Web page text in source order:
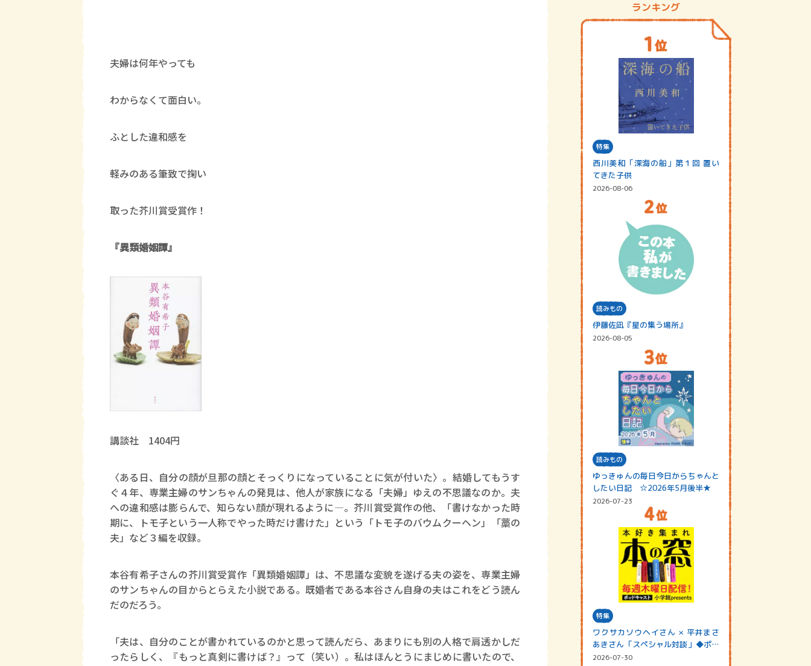
夫婦は何年やっても
わからなくて面白い。
ふとした違和感を
軽みのある筆致で掬い
取った芥川賞受賞作！
『異類婚姻譚』
講談社 1404円
〈ある日、自分の顔が旦那の顔とそっくりになっていることに気が付いた〉。結婚してもうす
ぐ４年、専業主婦のサンちゃんの発見は、他人が家族になる「夫婦」ゆえの不思議なのか。夫
への違和感は膨らんで、知らない顔が現れるように―。芥川賞受賞作の他、「書けなかった時
期に、トモ子という一人称でやった時だけ書けた」という「トモ子のバウムクーヘン」「藁の
夫」など３編を収録。
本谷有希子さんの芥川賞受賞作「異類婚姻譚」は、不思議な変貌を遂げる夫の姿を、専業主婦
のサンちゃんの目からとらえた小説である。既婚者である本谷さん自身の夫はこれをどう読ん
だのだろう。
「夫は、自分のことが書かれているのかと思って読んだら、あまりにも別の人格で肩透かしだ
ったらしく、『もっと真剣に書けば？』って（笑い）。私はほんとうにまじめに書いたので、
ランキング
特集
西川美和「深海の船」第１回 置い
てきた子供
2026-08-06
読みもの
伊藤佐凪『星の集う場所』
2026-08-05
読みもの
ゆっきゅんの毎日今日からちゃんと
したい日記 ☆2026年5月後半★
2026-07-23
特集
ワクサカソウヘイさん × 平井まさ
あきさん「スペシャル対談」◆ポッ
ドキャスト…
2026-07-30